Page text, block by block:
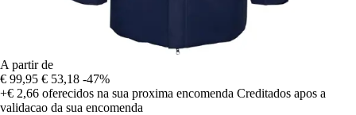
A partir de
€ 99,95 € 53,18 -47%
+€ 2,66 oferecidos na sua proxima encomenda Creditados apos a
validacao da sua encomenda